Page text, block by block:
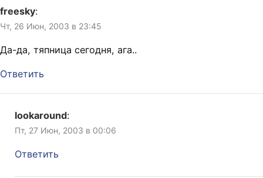
жизнь,…
freesky:
Чт, 26 Июн, 2003 в 23:45
Да-да, тяпница сегодня, ага..
Ответить
lookaround:
Пт, 27 Июн, 2003 в 00:06
Ответить